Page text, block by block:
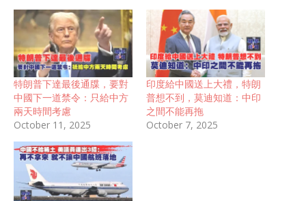
特朗普下達最後通牒，要對
中國下一道禁令：只給中方
兩天時間考慮
October 11, 2025
印度給中國送上大禮，特朗
普想不到，莫迪知道：中印
之間不能再拖
October 7, 2025